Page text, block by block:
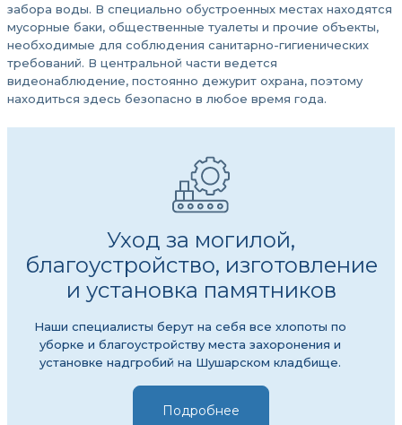
забора воды. В специально обустроенных местах находятся
мусорные баки, общественные туалеты и прочие объекты,
необходимые для соблюдения санитарно-гигиенических
требований. В центральной части ведется
видеонаблюдение, постоянно дежурит охрана, поэтому
находиться здесь безопасно в любое время года.
Уход за могилой,
благоустройство, изготовление
и установка памятников
Наши специалисты берут на себя все хлопоты по
уборке и благоустройству места захоронения и
установке надгробий на Шушарском кладбище.
Подробнее